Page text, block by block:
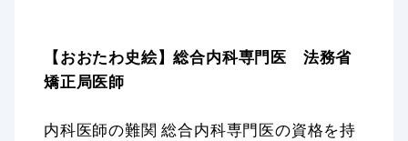
【おおたわ史絵】総合内科専門医 法務省
矯正局医師
内科医師の難関 総合内科専門医の資格を持